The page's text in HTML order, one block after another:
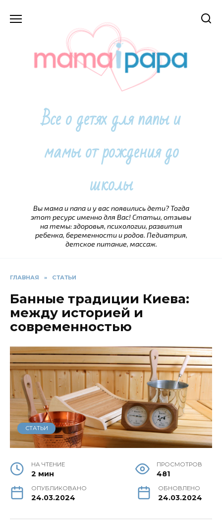
Все о детях для папы и
мамы от рождения до
школы
Вы мама и папа и у вас появились дети? Тогда
этот ресурс именно для Вас! Статьи, отзывы
на темы: здоровья, психологии, развития
ребенка, беременности и родов. Педиатрия,
детское питание, массаж.
ГЛАВНАЯ » СТАТЬИ
Банные традиции Киева:
между историей и
современностью
СТАТЬИ
НА ЧТЕНИЕ
2 мин
ПРОСМОТРОВ
481
ОПУБЛИКОВАНО
24.03.2024
ОБНОВЛЕНО
24.03.2024